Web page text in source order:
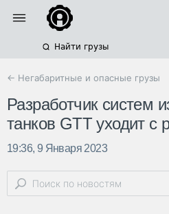
Найти грузы
← Негабаритные и опасные грузы
Разработчик систем
танков GTT уходит с
19:36, 9 Января 2023